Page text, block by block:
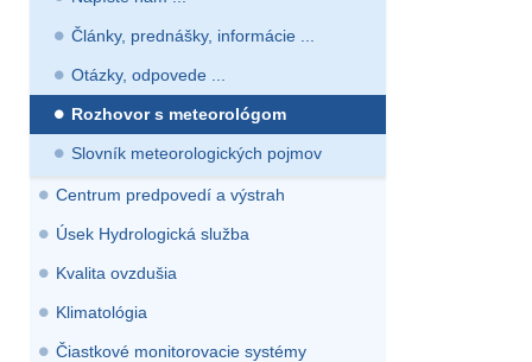
Články, prednášky, informácie ...
Otázky, odpovede ...
Rozhovor s meteorológom
Slovník meteorologických pojmov
Centrum predpovedí a výstrah
Úsek Hydrologická služba
Kvalita ovzdušia
Klimatológia
Čiastkové monitorovacie systémy